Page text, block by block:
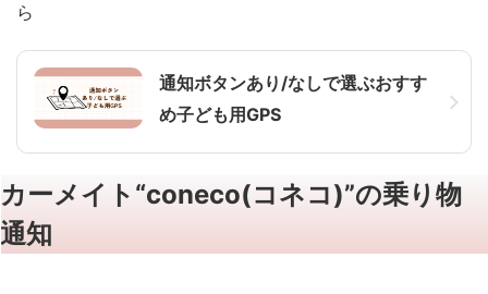
ら
通知ボタンあり/なしで選ぶおすす
め子ども用GPS
カーメイト“coneco(コネコ)”の乗り物
通知